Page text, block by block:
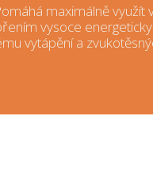
maximálně využít
vysoce
vytápění a